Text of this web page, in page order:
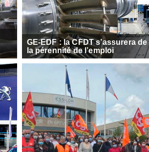
GE-EDF : la CFDT s’assurera de
la pérennité de l’emploi